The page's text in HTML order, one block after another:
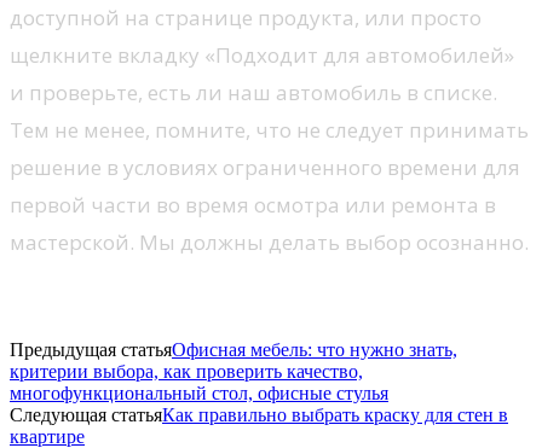
доступной на странице продукта, или просто
щелкните вкладку «Подходит для автомобилей»
и проверьте, есть ли наш автомобиль в списке.
Тем не менее, помните, что не следует принимать
решение в условиях ограниченного времени для
первой части во время осмотра или ремонта в
мастерской. Мы должны делать выбор осознанно.
Предыдущая статьяОфисная мебель: что нужно знать,
критерии выбора, как проверить качество,
многофункциональный стол, офисные стулья
Следующая статьяКак правильно выбрать краску для стен в
квартире